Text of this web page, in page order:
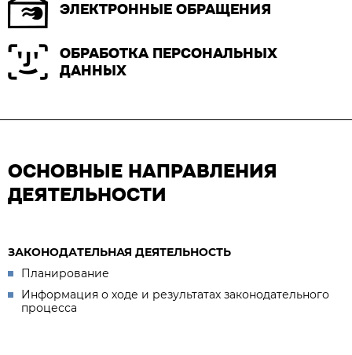
ЭЛЕКТРОННЫЕ ОБРАЩЕНИЯ
ОБРАБОТКА ПЕРСОНАЛЬНЫХ
ДАННЫХ
ОСНОВНЫЕ НАПРАВЛЕНИЯ
ДЕЯТЕЛЬНОСТИ
ЗАКОНОДАТЕЛЬНАЯ ДЕЯТЕЛЬНОСТЬ
Планирование
Информация о ходе и результатах законодательного
процесса